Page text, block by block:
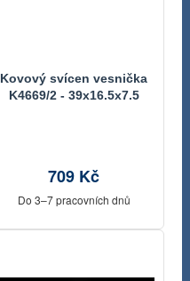
Kovový svícen vesnička
K4669/2 - 39x16.5x7.5
709 Kč
Do 3–7 pracovních dnů